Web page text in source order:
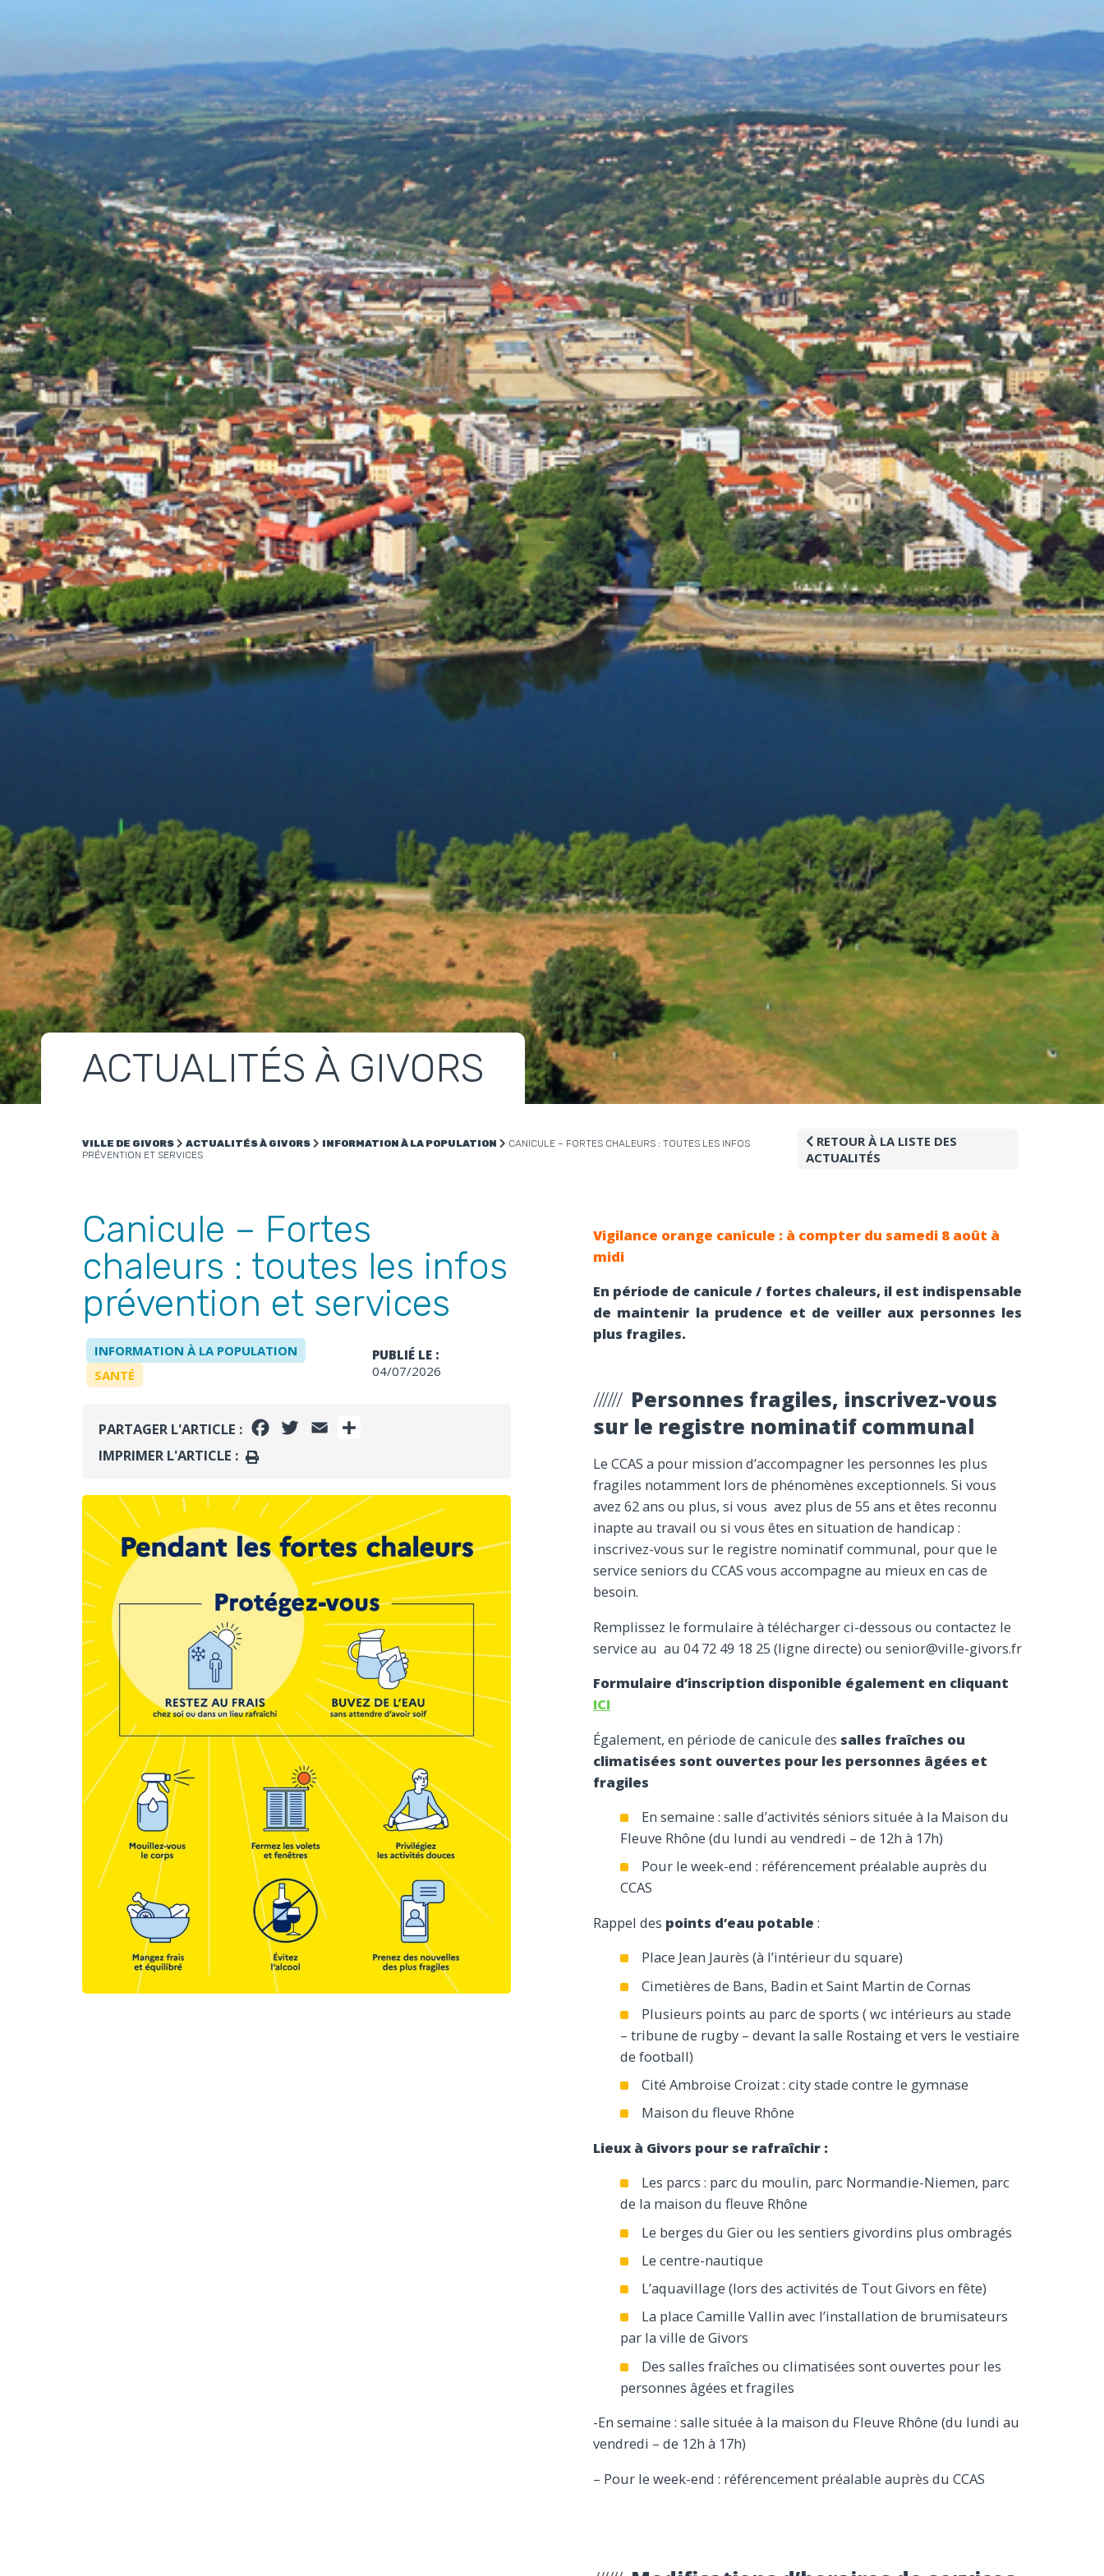
ACTUALITÉS À GIVORS
VILLE DE GIVORS ACTUALITÉS À GIVORS INFORMATION À LA POPULATION
CANICULE – FORTES CHALEURS : TOUTES LES INFOS
PRÉVENTION ET SERVICES
RETOUR À LA LISTE DES
ACTUALITÉS
Canicule – Fortes
chaleurs : toutes les infos
prévention et services
INFORMATION À LA POPULATION
SANTÉ
PUBLIÉ LE :
04/07/2026
PARTAGER L'ARTICLE : FACEBOOKTWITTER
EMAIL
IMPRIMER L'ARTICLE : IMPRIMER
Vigilance orange canicule : à compter du samedi 8 août à
midi
En période de canicule / fortes chaleurs, il est indispensable
de maintenir la prudence et de veiller aux personnes les
plus fragiles.
Personnes fragiles, inscrivez-vous
sur le registre nominatif communal
Le CCAS a pour mission d’accompagner les personnes les plus
fragiles notamment lors de phénomènes exceptionnels. Si vous
avez 62 ans ou plus, si vous avez plus de 55 ans et êtes reconnu
inapte au travail ou si vous êtes en situation de handicap :
inscrivez-vous sur le registre nominatif communal, pour que le
service seniors du CCAS vous accompagne au mieux en cas de
besoin.
Remplissez le formulaire à télécharger ci-dessous ou contactez le
service au au 04 72 49 18 25 (ligne directe) ou senior@ville-givors.fr
Formulaire d’inscription disponible également en cliquant
ICI
Également, en période de canicule des salles fraîches ou
climatisées sont ouvertes pour les personnes âgées et
fragiles
En semaine : salle d’activités séniors située à la Maison du
Fleuve Rhône (du lundi au vendredi – de 12h à 17h)
Pour le week-end : référencement préalable auprès du
CCAS
Rappel des points d’eau potable :
Place Jean Jaurès (à l’intérieur du square)
Cimetières de Bans, Badin et Saint Martin de Cornas
Plusieurs points au parc de sports ( wc intérieurs au stade
– tribune de rugby – devant la salle Rostaing et vers le vestiaire
de football)
Cité Ambroise Croizat : city stade contre le gymnase
Maison du fleuve Rhône
Lieux à Givors pour se rafraîchir :
Les parcs : parc du moulin, parc Normandie-Niemen, parc
de la maison du fleuve Rhône
Le berges du Gier ou les sentiers givordins plus ombragés
Le centre-nautique
L’aquavillage (lors des activités de Tout Givors en fête)
La place Camille Vallin avec l’installation de brumisateurs
par la ville de Givors
Des salles fraîches ou climatisées sont ouvertes pour les
personnes âgées et fragiles
-En semaine : salle située à la maison du Fleuve Rhône (du lundi au
vendredi – de 12h à 17h)
– Pour le week-end : référencement préalable auprès du CCAS